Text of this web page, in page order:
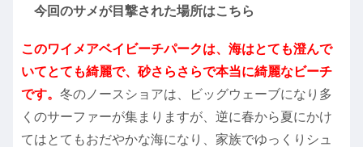
今回のサメが目撃された場所はこちら
このワイメアベイビーチパークは、海はとても澄んで
いてとても綺麗で、砂さらさらで本当に綺麗なビーチ
です。 冬のノースショアは、ビッグウェーブになり多
くのサーファーが集まりますが、逆に春から夏にかけ
てはとてもおだやかな海になり、家族でゆっくりシュ